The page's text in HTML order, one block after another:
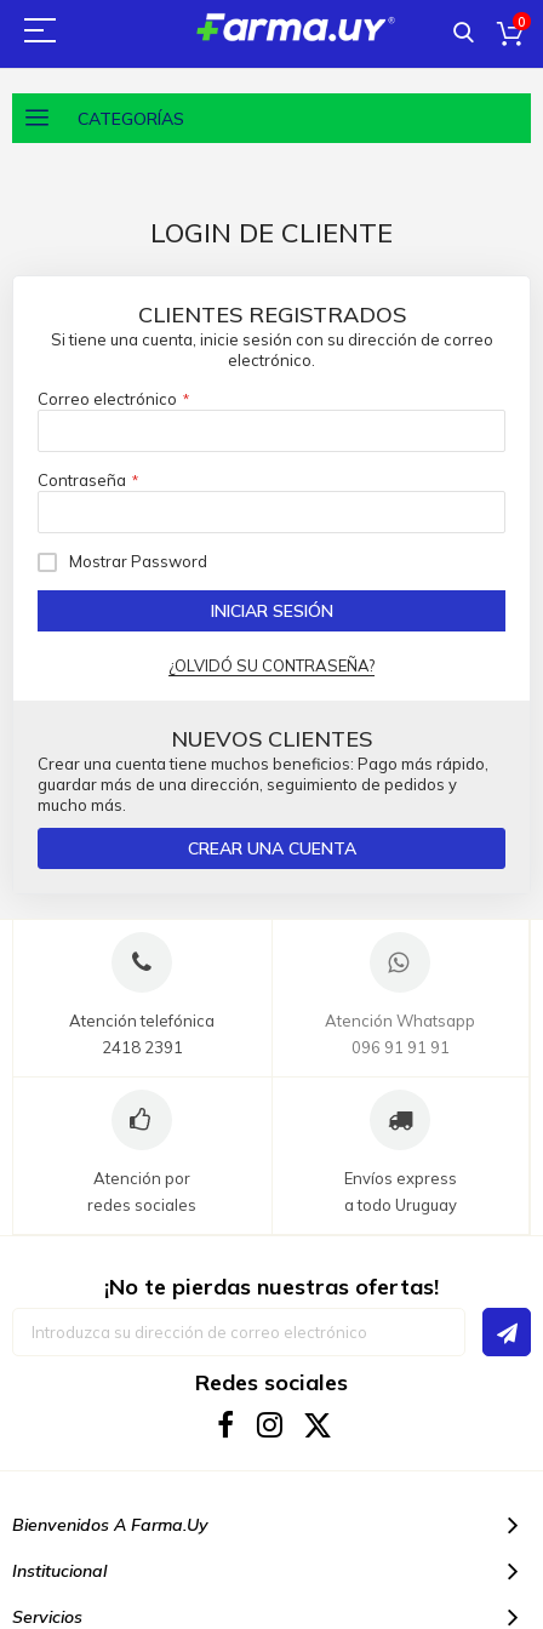
0
CATEGORÍAS
LOGIN DE CLIENTE
CLIENTES REGISTRADOS
Si tiene una cuenta, inicie sesión con su dirección de correo
electrónico.
Correo electrónico
Contraseña
Mostrar Password
INICIAR SESIÓN
¿OLVIDÓ SU CONTRASEÑA?
NUEVOS CLIENTES
Crear una cuenta tiene muchos beneficios: Pago más rápido,
guardar más de una dirección, seguimiento de pedidos y
mucho más.
CREAR UNA CUENTA
Atención telefónica
2418 2391
Atención Whatsapp
096 91 91 91
Atención por
redes sociales
Envíos express
a todo Uruguay
¡No te pierdas nuestras ofertas!
Redes sociales
Bienvenidos A Farma.uy
Institucional
Servicios